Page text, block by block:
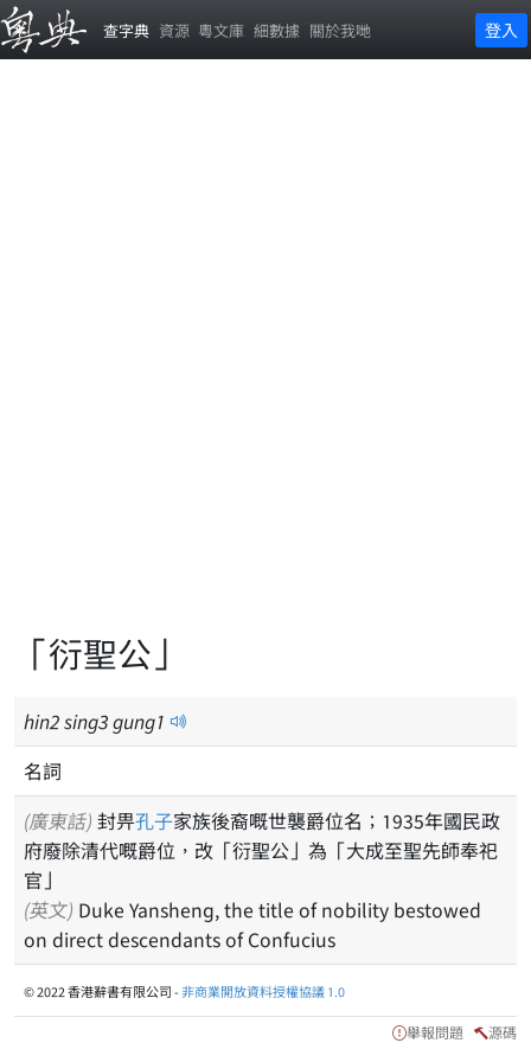
查字典 資源 粵文庫 細數據 關於我哋 登入
「衍聖公」
hin2sing3gung1
名詞
(廣東話) 封畀孔子家族後裔嘅世襲爵位名；1935年國民政
府廢除清代嘅爵位，改「衍聖公」為「大成至聖先師奉祀
官」
(英文) Duke Yansheng, the title of nobility bestowed
on direct descendants of Confucius
© 2022 香港辭書有限公司 -非商業開放資料授權協議 1.0
舉報問題 源碼